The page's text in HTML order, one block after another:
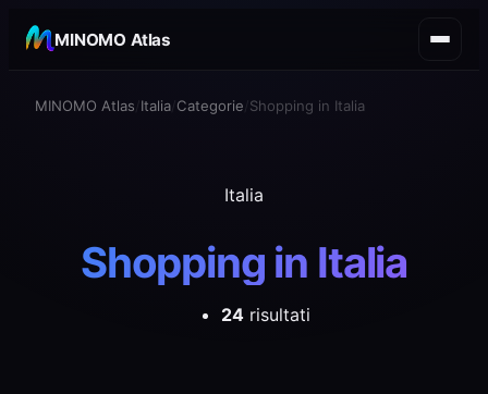
MINOMO Atlas
MINOMO Atlas Italia Categorie Shopping in Italia
Italia
Shopping in Italia
24 risultati